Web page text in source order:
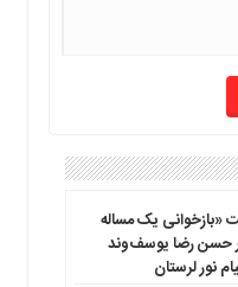
«بازخوانی یک مساله
حسن رضا یوسف‌وند
نور لرستان